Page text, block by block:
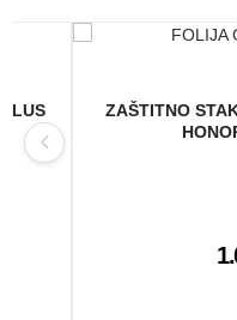
ZAŠTITNO